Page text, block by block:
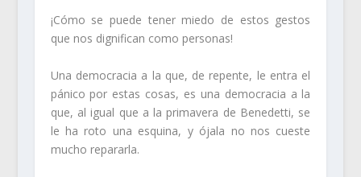
¡Cómo se puede tener miedo de estos gestos
que nos dignifican como personas!
Una democracia a la que, de repente, le entra el
pánico por estas cosas, es una democracia a la
que, al igual que a la primavera de Benedetti, se
le ha roto una esquina, y ójala no nos cueste
mucho repararla.